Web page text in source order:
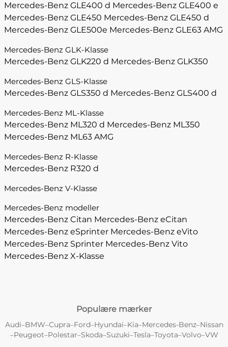
Mercedes-Benz GLE400 d Mercedes-Benz GLE400 e
Mercedes-Benz GLE450 Mercedes-Benz GLE450 d
Mercedes-Benz GLE500e Mercedes-Benz GLE63 AMG
Mercedes-Benz GLK-Klasse
Mercedes-Benz GLK220 d Mercedes-Benz GLK350
Mercedes-Benz GLS-Klasse
Mercedes-Benz GLS350 d Mercedes-Benz GLS400 d
Mercedes-Benz ML-Klasse
Mercedes-Benz ML320 d Mercedes-Benz ML350
Mercedes-Benz ML63 AMG
Mercedes-Benz R-Klasse
Mercedes-Benz R320 d
Mercedes-Benz V-Klasse
Mercedes-Benz modeller
Mercedes-Benz Citan Mercedes-Benz eCitan
Mercedes-Benz eSprinter Mercedes-Benz eVito
Mercedes-Benz Sprinter Mercedes-Benz Vito
Mercedes-Benz X-Klasse
Populære mærker
Audi–BMW–Cupra–Ford–Hyundai–Kia–Mercedes-Benz–Nissan
–Peugeot–Polestar–Skoda–Suzuki–Tesla–Toyota–Volvo–VW